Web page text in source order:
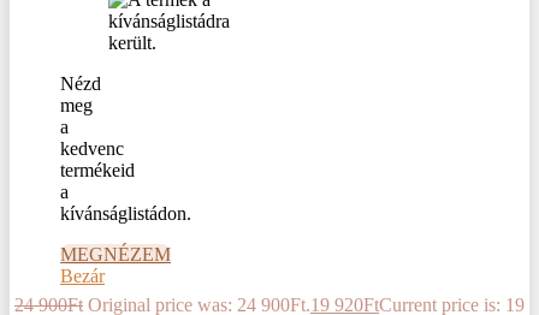
Nézd
meg
a
kedvenc
termékeid
a
kívánságlistádon.
MEGNÉZEM
Bezár
24 900Ft Original price was: 24 900Ft.19 920FtCurrent price is: 19